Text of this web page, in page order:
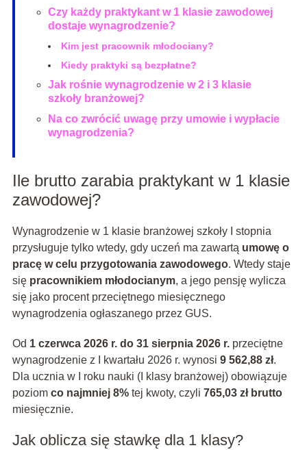
Czy każdy praktykant w 1 klasie zawodowej
dostaje wynagrodzenie?
Kim jest pracownik młodociany?
Kiedy praktyki są bezpłatne?
Jak rośnie wynagrodzenie w 2 i 3 klasie
szkoły branżowej?
Na co zwrócić uwagę przy umowie i wypłacie
wynagrodzenia?
Ile brutto zarabia praktykant w 1 klasie
zawodowej?
Wynagrodzenie w 1 klasie branżowej szkoły I stopnia
przysługuje tylko wtedy, gdy uczeń ma zawartą umowę o
pracę w celu przygotowania zawodowego. Wtedy staje
się pracownikiem młodocianym, a jego pensję wylicza
się jako procent przeciętnego miesięcznego
wynagrodzenia ogłaszanego przez GUS.
Od 1 czerwca 2026 r. do 31 sierpnia 2026 r.przeciętne
wynagrodzenie z I kwartału 2026 r. wynosi 9 562,88 zł.
Dla ucznia w I roku nauki (I klasy branżowej) obowiązuje
poziom co najmniej 8%tej kwoty, czyli 765,03 zł brutto
miesięcznie.
Jak oblicza się stawkę dla 1 klasy?